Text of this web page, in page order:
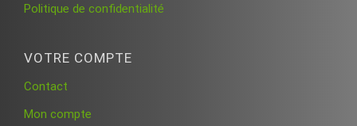
Politique de confidentialité
VOTRE COMPTE
Contact
Mon compte